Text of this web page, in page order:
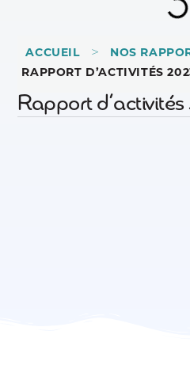
ACCUEIL > NOS
RAPPORT D’ACTIVITÉS
Rapport